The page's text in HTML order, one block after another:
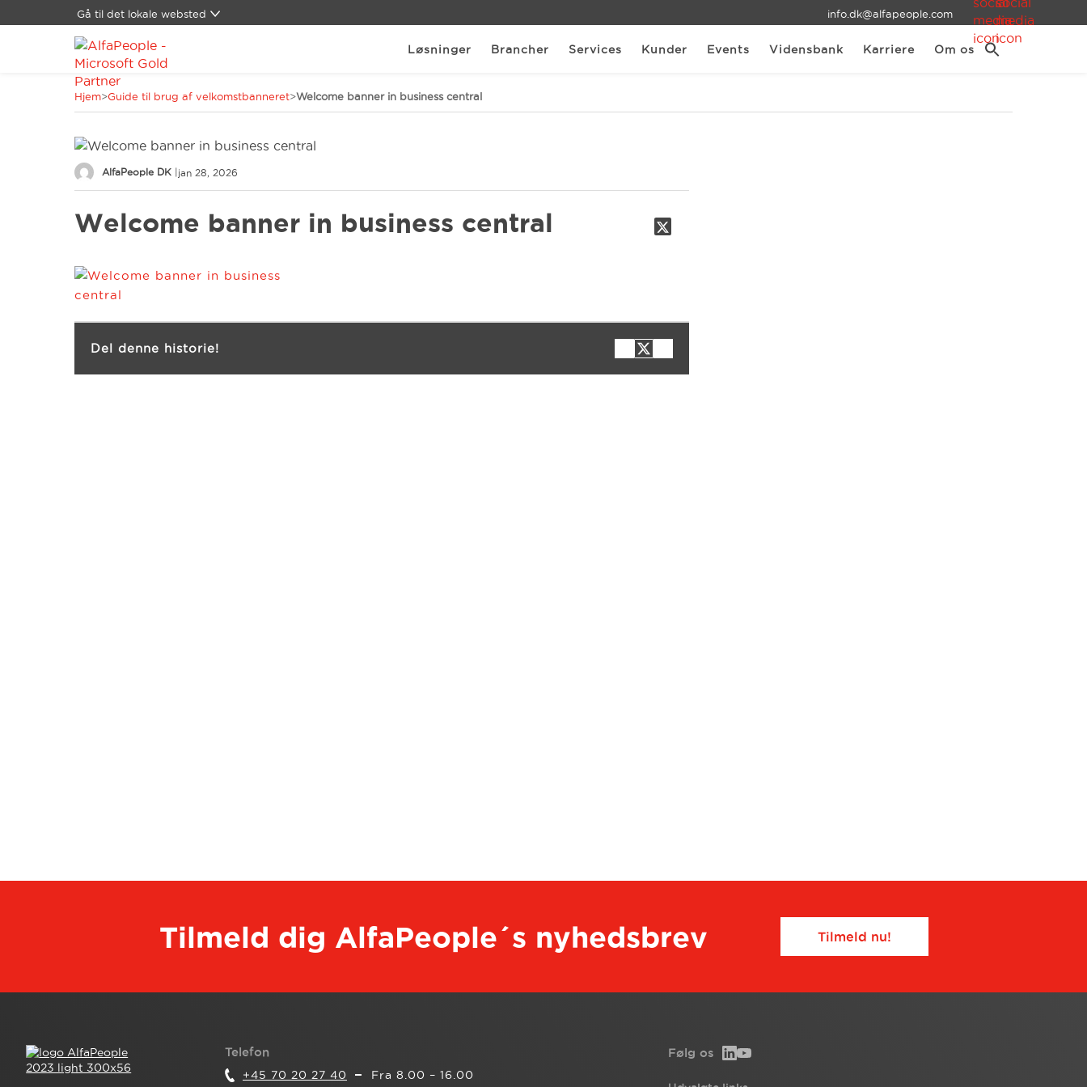
Gå til det lokale websted
Global
Brasilien
Canada
Kina
Mellemøsten
Spanien
USA
info.dk@alfapeople.com
Løsninger Brancher Services Kunder Events Vidensbank Karriere Om os
Hjem>Guide til brug af velkomstbanneret>Welcome banner in business central
AlfaPeople DK | jan 28, 2026
Welcome banner in business central
Del denne historie!
Tilmeld dig AlfaPeople´s nyhedsbrev Tilmeld nu!​
Telefon
+45 70 20 27 40 Fra 8.00 – 16.00
Følg os